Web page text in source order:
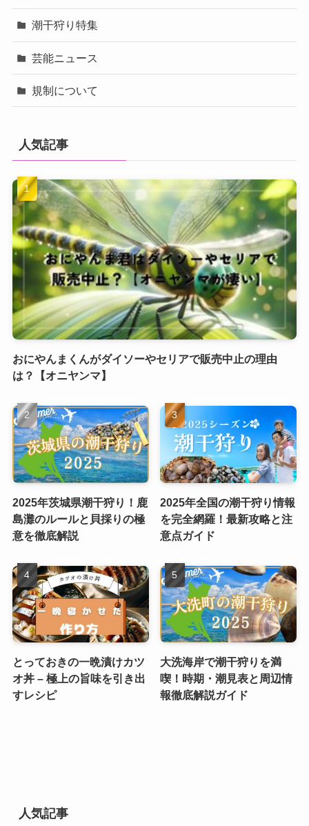
潮干狩り特集
芸能ニュース
規制について
人気記事
おにやんまくんがダイソーやセリアで販売中止の理由
は？【オニヤンマ】
2025年茨城県潮干狩り！鹿
島灘のルールと貝採りの極
意を徹底解説
2025年全国の潮干狩り情報
を完全網羅！最新攻略と注
意点ガイド
とっておきの一晩漬けカツ
オ丼 – 極上の旨味を引き出
すレシピ
大洗海岸で潮干狩りを満
喫！時期・潮見表と周辺情
報徹底解説ガイド
人気記事